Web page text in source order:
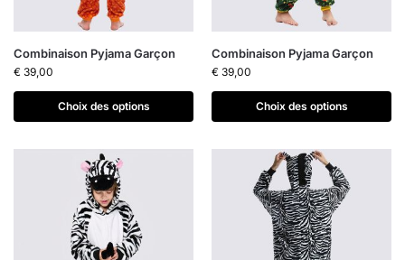
Combinaison Pyjama Garçon
€ 39,00
Choix des options
Combinaison Pyjama Garçon
€ 39,00
Choix des options